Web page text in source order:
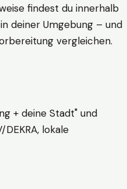
findest du innerhalb
deiner Umgebung – und
vergleichen.
+ deine Stadt" und
lokale